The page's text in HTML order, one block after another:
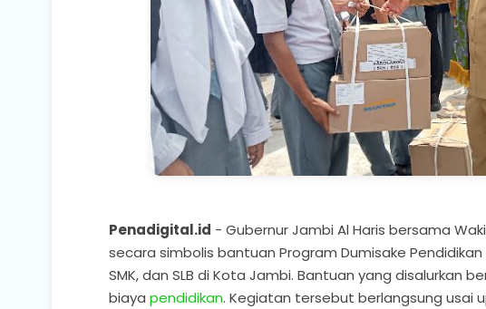
Penadigital.id - Gubernur Jambi Al Haris bersama
secara simbolis bantuan Program Dumisake
SMK, dan SLB di Kota Jambi. Bantuan yang disalurkan
biaya pendidikan. Kegiatan tersebut berlangsung usai